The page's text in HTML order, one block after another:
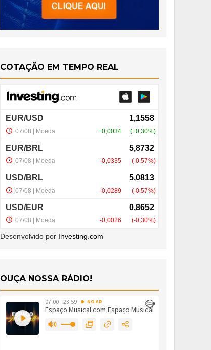
COTAÇÃO EM TEMPO REAL
Desenvolvido por Investing.com
OUÇA NOSSA RÁDIO!